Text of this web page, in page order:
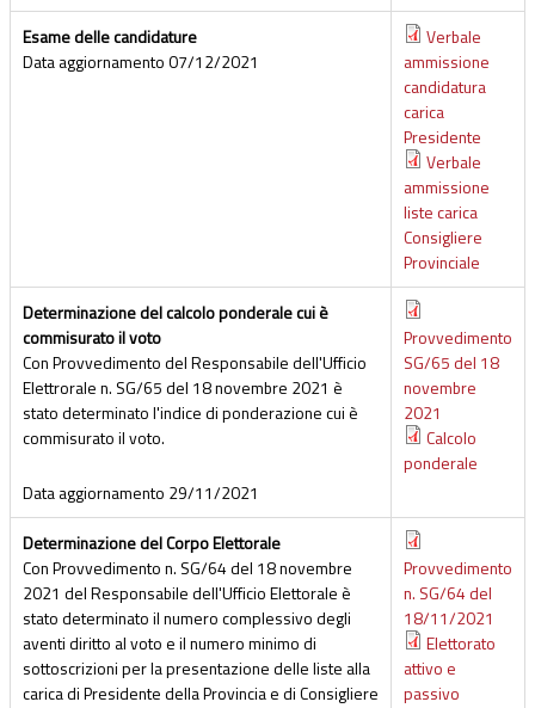
Esame delle candidature
Data aggiornamento07/12/2021
Verbale
ammissione
candidatura
carica
Presidente
Verbale
ammissione
liste carica
Consigliere
Provinciale
Determinazione del calcolo ponderale cui è
commisurato il voto
Con Provvedimento del Responsabile dell'Ufficio
Elettrorale n. SG/65 del 18 novembre 2021 è
stato determinato l'indice di ponderazione cui è
commisurato il voto.
Data aggiornamento 29/11/2021
Provvedimento
SG/65 del 18
novembre
2021
Calcolo
ponderale
Determinazione del Corpo Elettorale
Con Provvedimento n. SG/64 del 18 novembre
2021 del Responsabile dell'Ufficio Elettorale è
stato determinato il numero complessivo degli
aventi diritto al voto e il numero minimo di
sottoscrizioni per la presentazione delle liste alla
carica di Presidente della Provincia e di Consigliere
Provvedimento
n. SG/64 del
18/11/2021
Elettorato
attivo e
passivo